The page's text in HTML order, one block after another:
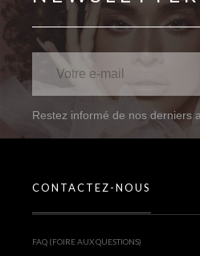
Restez informé de nos derniers
CONTACTEZ-NOUS
FAQ (FOIRE AUX QUESTIONS)